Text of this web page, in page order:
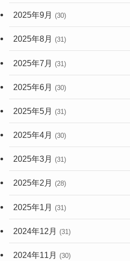
2025年9月 (30)
2025年8月 (31)
2025年7月 (31)
2025年6月 (30)
2025年5月 (31)
2025年4月 (30)
2025年3月 (31)
2025年2月 (28)
2025年1月 (31)
2024年12月 (31)
2024年11月 (30)